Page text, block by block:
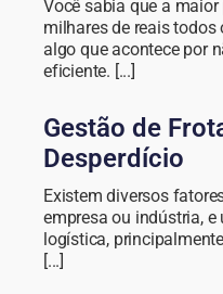
Você sabia que a
milhares de reais todos
algo que acontece por
eficiente. [...]
Gestão de
Desperdício
Existem diversos
empresa ou indústria,
logística,
[...]